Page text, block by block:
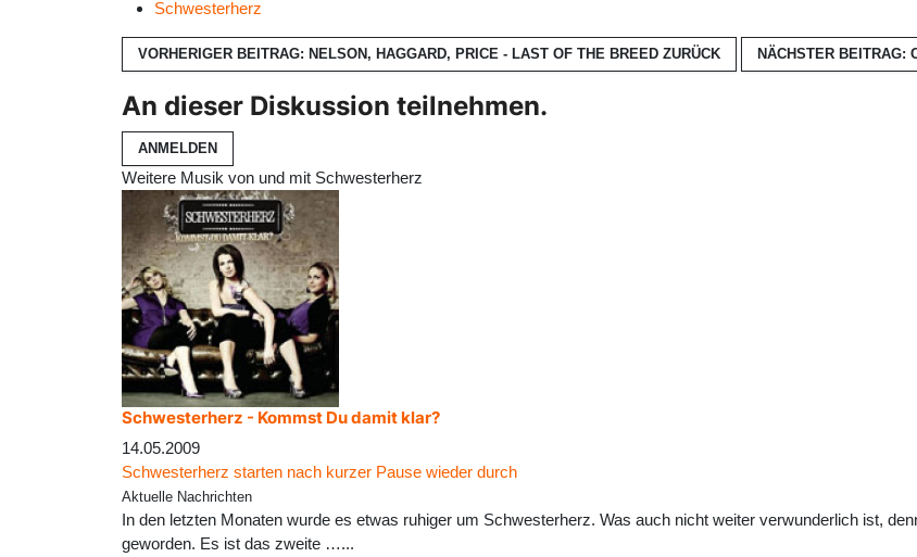
Schwesterherz
VORHERIGER BEITRAG: NELSON, HAGGARD, PRICE - LAST OF THE BREED ZURÜCK NÄCHSTER BEITRAG:
An dieser Diskussion teilnehmen.
ANMELDEN
Weitere Musik von und mit Schwesterherz
Schwesterherz - Kommst Du damit klar?
14.05.2009
Schwesterherz starten nach kurzer Pause wieder durch
Aktuelle Nachrichten
In den letzten Monaten wurde es etwas ruhiger um Schwesterherz. Was auch nicht weiter verwunderlich ist,
geworden. Es ist das zweite …...